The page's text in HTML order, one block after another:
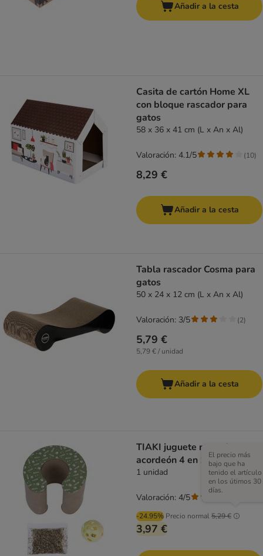
Añadir a la cesta
Casita de cartón Home XL
con bloque rascador para
gatos
58 x 36 x 41 cm (L x An x Al)
8,29 €
Valoración: 4.1/5 (10)
Añadir a la cesta
Tabla rascador Cosma para
gatos
50 x 24 x 12 cm (L x An x Al)
5,79 €
5,79 € / unidad
Valoración: 3/5 (2)
Añadir a la cesta
TIAKI juguete rascador
acordeón 4 en 1
1 unidad
-24.95% Precio normal5,29 €
El precio más
bajo que ha
tenido el artículo
en los útimos 30
días.
3,97 €
Valoración: 4/5